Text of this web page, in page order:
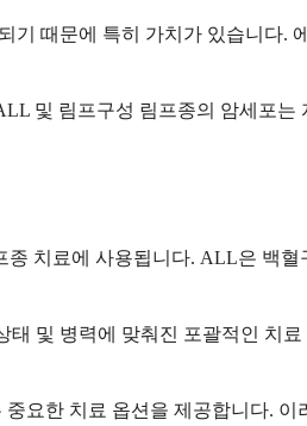
때문에 특히 가치가 있습니다.
및 림프구성 림프종의 암세포는
치료에 사용됩니다. ALL은 백
및 병력에 맞춰진 포괄적인 치
요한 치료 옵션을 제공합니다.